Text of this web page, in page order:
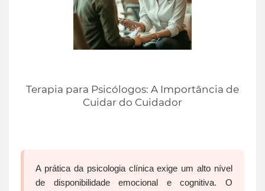
Terapia para Psicólogos: A Importância de
Cuidar do Cuidador
A prática da psicologia clínica exige um alto nível
de disponibilidade emocional e cognitiva. O